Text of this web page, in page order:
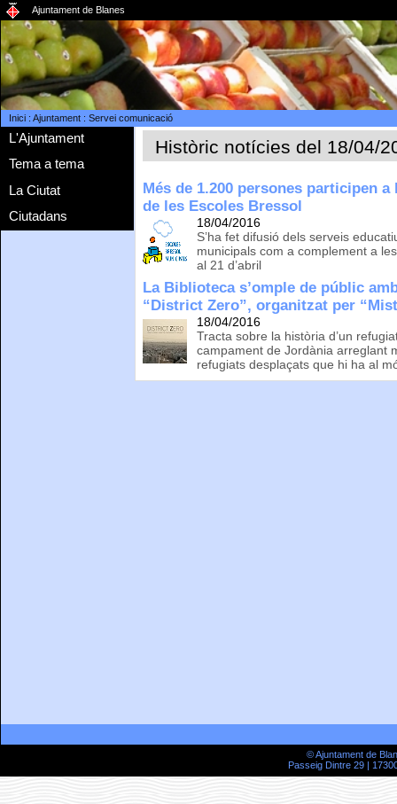
Ajuntament de Blanes
Inici: Ajuntament: Servei comunicació
L'Ajuntament
Tema a tema
La Ciutat
Ciutadans
Històric notícies del 18/04/
Més de 1.200 persones participen
de les Escoles Bressol
18/04/2016
S’ha fet difusió dels serveis
municipals com a complement a
al 21 d’abril
La Biblioteca s’omple de públic
“District Zero”, organitzat per
18/04/2016
Tracta sobre la història d’un
campament de Jordània arreglant
refugiats desplaçats que hi ha al
© Ajuntament de
Passeig Dintre 29 |